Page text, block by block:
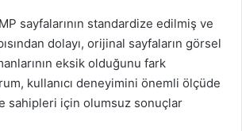
sayfalarının standardize edilmiş ve
dolayı, orijinal sayfaların görsel
eksik olduğunu fark
kullanıcı deneyimini önemli ölçüde
sahipleri için olumsuz sonuçlar